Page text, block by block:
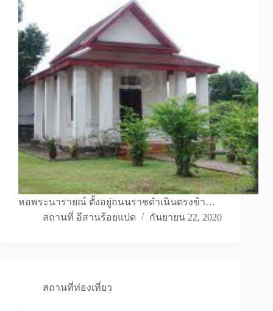
หอพระนารายณ์ ตั้งอยู่ถนนราชดำเนินตรงข้า…
สถานที่ อีสานร้อยแปด
กันยายน 22, 2020
สถานที่ท่องเที่ยว